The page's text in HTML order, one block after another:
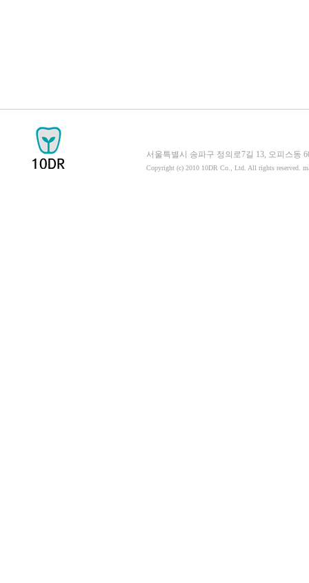
서울특별시 송파구 정의로7길 13, 오피스동
Copyright (c) 2010 10DR Co., Ltd. All rights reserved.